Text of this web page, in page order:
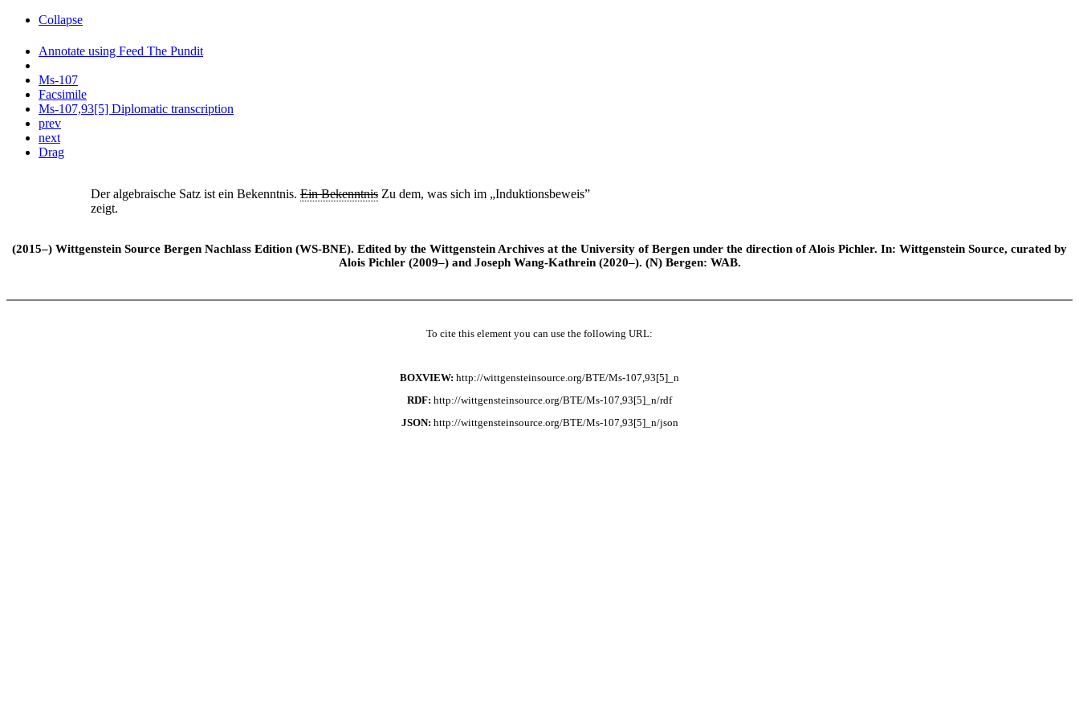
Collapse
Annotate using Feed The Pundit
Ms-107
Facsimile
Ms-107,93[5] Diplomatic transcription
prev
next
Drag
Der algebraische Satz ist ein Bekenntnis. Ein Bekenntnis Zu dem, was sich im „Induktionsbeweis”
zeigt.
(2015–) Wittgenstein Source Bergen Nachlass Edition (WS-BNE). Edited by the Wittgenstein Archives at the University of Bergen under the direction of Alois Pichler. In: Wittgenstein Source, curated by
Alois Pichler (2009–) and Joseph Wang-Kathrein (2020–). (N) Bergen: WAB.
To cite this element you can use the following URL:
BOXVIEW: http://wittgensteinsource.org/BTE/Ms-107,93[5]_n
RDF: http://wittgensteinsource.org/BTE/Ms-107,93[5]_n/rdf
JSON: http://wittgensteinsource.org/BTE/Ms-107,93[5]_n/json